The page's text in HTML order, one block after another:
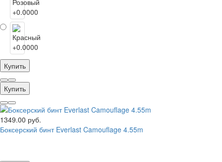
Купить
Купить
1349.00 руб.
Боксерский бинт Everlast Camouflage 4.55m